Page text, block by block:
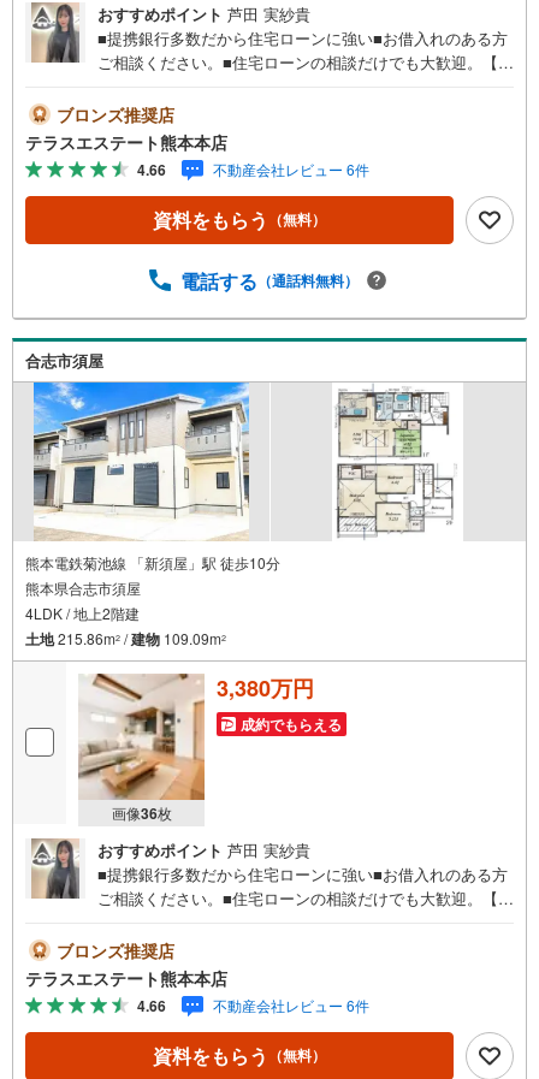
おすすめポイント 芦田 実紗貴
■提携銀行多数だから住宅ローンに強い■お借入れのある方
ご相談ください。■住宅ローンの相談だけでも大歓迎。【お
で徒歩約4分■最も高い耐震等級3取得■1階約25帖と広々 平
日・土日祝いつでもご案内可能。 『今すぐ見たい』にもで
きるだけ対応いたします（＾＾） 短時間でのご見学も大歓
迎。 お仕事帰りのご見学も可能。ご希望の日時や時間お気
軽にお申し付けください。 ●住宅ローンの相談大歓迎（無
料）『支払いができるか不安…』『頭金が用意できるかわ
↓ テラスエステートなら… ・頭金ゼロ・ボーナス払い無し
ブロンズ推奨店
テラスエステート熊本本店
4.66 不動産会社レビュー 6件
資料をもらう （無料）
電話する （通話料無料）
合志市須屋
熊本電鉄菊池線 「新須屋」駅 徒歩10分
熊本県合志市須屋
4LDK / 地上2階建
土地215.86m2 /建物 109.09m2
画像36枚
3,380万円
成約でもらえる
おすすめポイント 芦田 実紗貴
■提携銀行多数だから住宅ローンに強い■お借入れのある方
ご相談ください。■住宅ローンの相談だけでも大歓迎。【お
で徒歩約4分■太陽光発電システム搭載■LDK＋和室で約23
帖 平日・土日祝いつでもご案内可能。 『今すぐ見たい』に
もできるだけ対応いたします（＾＾） 短時間でのご見学も
大歓迎。 お仕事帰りのご見学も可能。ご希望の日時や時間
お気軽にお申し付けください。 ●住宅ローンの相談大歓迎
（無料）『支払いができるか不安…』『頭金が用意できる
ブロンズ推奨店
テラスエステート熊本本店
4.66 不動産会社レビュー 6件
資料をもらう （無料）